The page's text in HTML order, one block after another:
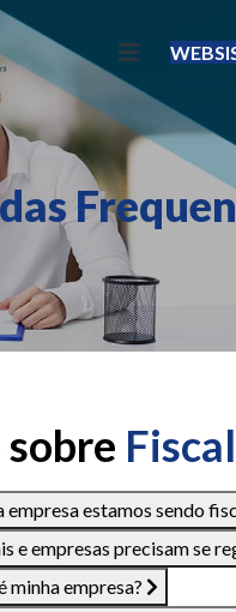
empresa estamos sendo
e empresas precisam se
minha empresa?